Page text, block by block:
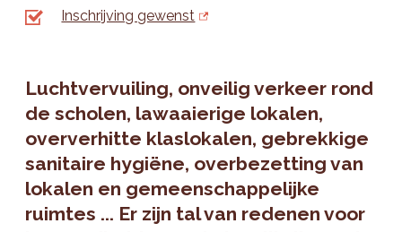
Inschrijving gewenst
Luchtvervuiling, onveilig verkeer rond
de scholen, lawaaierige lokalen,
oververhitte klaslokalen, gebrekkige
sanitaire hygiëne, overbezetting van
lokalen en gemeenschappelijke
ruimtes ... Er zijn tal van redenen voor